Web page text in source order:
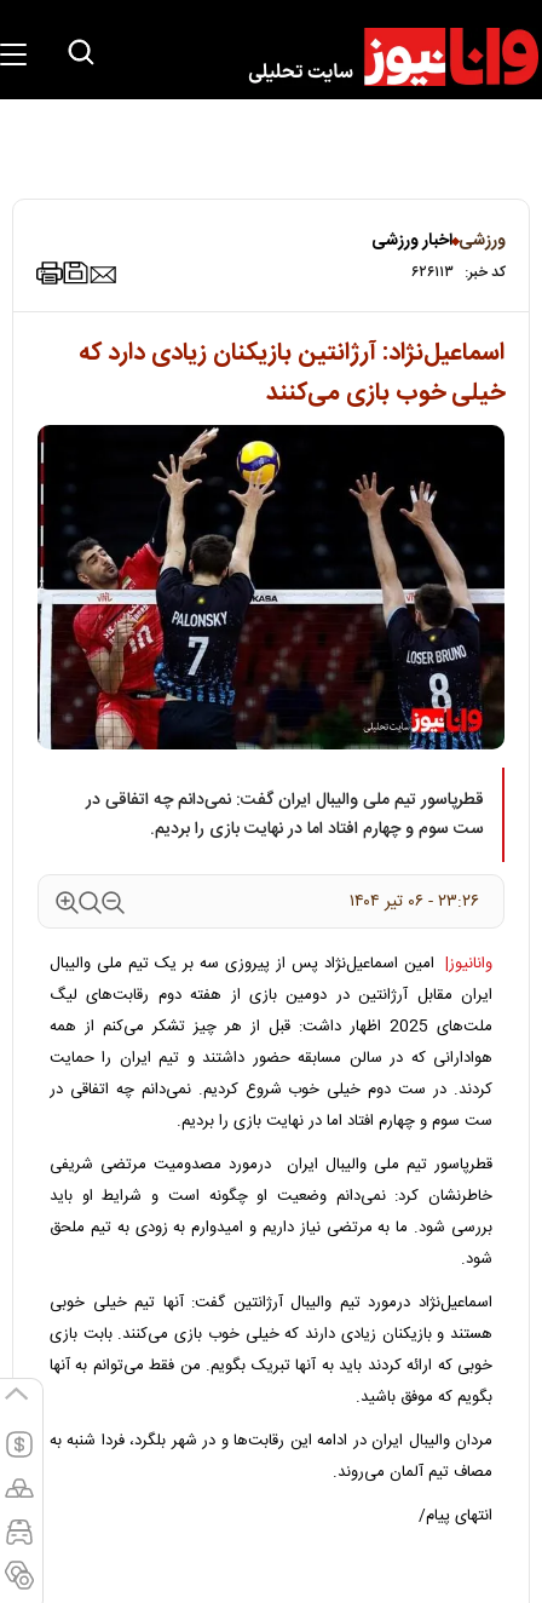
ورزشی اخبار ورزشی
کد خبر: ۶۲۶۱۱۳
اسماعیل‌نژاد: آرژانتین بازیکنان زیادی دارد که
خیلی خوب بازی می‌کنند
قطرپاسور تیم ملی والیبال ایران گفت: نمی‌دانم چه اتفاقی در
ست سوم و چهارم افتاد اما در نهایت بازی را بردیم.
۲۳:۲۶ - ۰۶ تير ۱۴۰۴
وانانیوز| امین اسماعیل‌نژاد پس از پیروزی سه بر یک تیم ملی والیبال
ایران مقابل آرژانتین در دومین بازی از هفته دوم رقابت‌های لیگ
ملت‌‌های 2025 اظهار داشت: قبل از هر چیز تشکر می‌کنم از همه
هوادارانی که در سالن مسابقه حضور داشتند و تیم ایران را حمایت
کردند. در ست دوم خیلی خوب شروع کردیم. نمی‌دانم چه اتفاقی در
ست سوم و چهارم افتاد اما در نهایت بازی را بردیم.
قطرپاسور تیم ملی والیبال ایران درمورد مصدومیت مرتضی شریفی
خاطرنشان کرد: نمی‌دانم وضعیت او چگونه است و شرایط او باید
بررسی شود. ما به مرتضی نیاز داریم و امیدوارم به زودی به تیم ملحق
شود.
اسماعیل‌نژاد درمورد تیم والیبال آرژانتین گفت: آنها تیم خیلی خوبی
هستند و بازیکنان زیادی دارند که خیلی خوب بازی می‌کنند. بابت بازی
خوبی که ارائه کردند باید به آنها تبریک بگویم. من فقط می‌توانم به آنها
بگویم که موفق باشید.
مردان والیبال ایران در ادامه این رقابت‌ها و در شهر بلگرد، فردا شنبه به
مصاف تیم‌ آلمان می‌روند.
انتهای پیام/